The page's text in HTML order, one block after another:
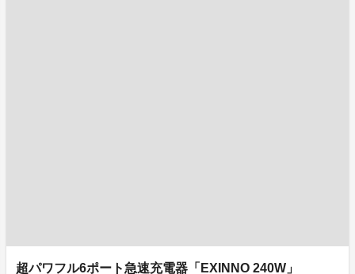
超パワフル6ポート急速充電器「EXINNO 240W」